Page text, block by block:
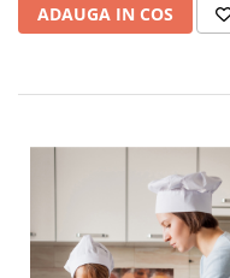
ADAUGA IN COS